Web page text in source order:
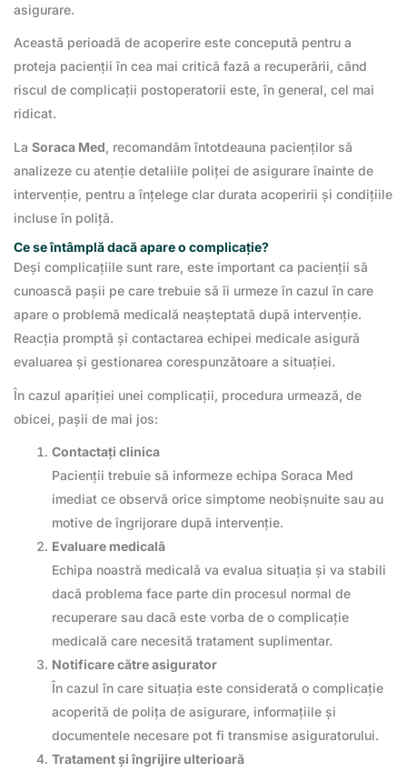
asigurare.
Această perioadă de acoperire este concepută pentru a
proteja pacienții în cea mai critică fază a recuperării, când
riscul de complicații postoperatorii este, în general, cel mai
ridicat.
La Soraca Med, recomandăm întotdeauna pacienților să
analizeze cu atenție detaliile poliței de asigurare înainte de
intervenție, pentru a înțelege clar durata acoperirii și condițiile
incluse în poliță.
Ce se întâmplă dacă apare o complicație?
Deși complicațiile sunt rare, este important ca pacienții să
cunoască pașii pe care trebuie să îi urmeze în cazul în care
apare o problemă medicală neașteptată după intervenție.
Reacția promptă și contactarea echipei medicale asigură
evaluarea și gestionarea corespunzătoare a situației.
În cazul apariției unei complicații, procedura urmează, de
obicei, pașii de mai jos:
Contactați clinica
Pacienții trebuie să informeze echipa Soraca Med
imediat ce observă orice simptome neobișnuite sau au
motive de îngrijorare după intervenție.
Evaluare medicală
Echipa noastră medicală va evalua situația și va stabili
dacă problema face parte din procesul normal de
recuperare sau dacă este vorba de o complicație
medicală care necesită tratament suplimentar.
Notificare către asigurator
În cazul în care situația este considerată o complicație
acoperită de polița de asigurare, informațiile și
documentele necesare pot fi transmise asiguratorului.
Tratament și îngrijire ulterioară